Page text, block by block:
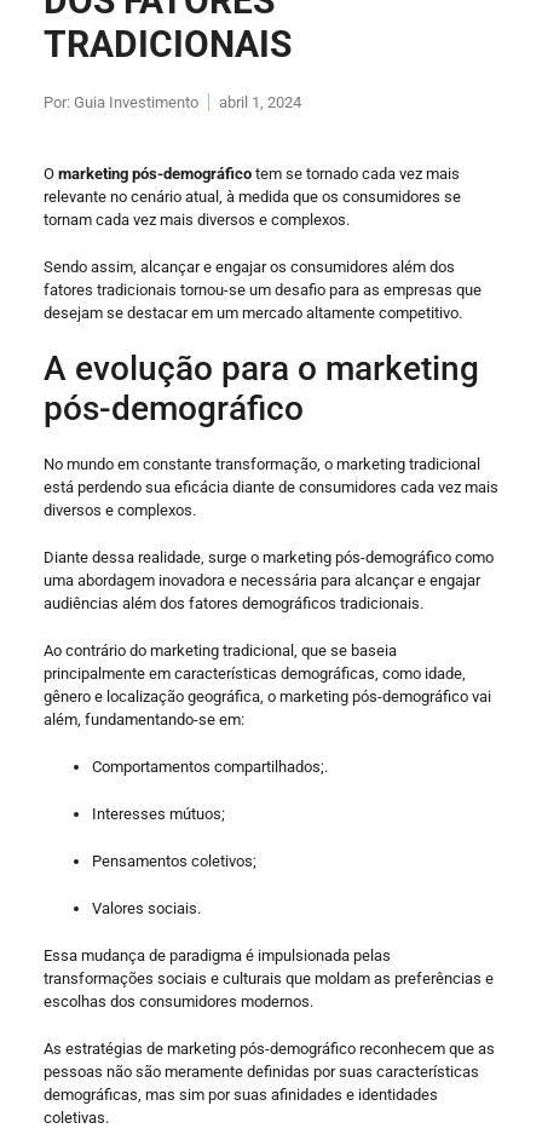
TRADICIONAIS
Por: Guia Investimento abril 1, 2024
O marketing pós-demográficotem se tornado cada vez mais
relevante no cenário atual, à medida que os consumidores se
tornam cada vez mais diversos e complexos.
Sendo assim, alcançar e engajar os consumidores além dos
fatores tradicionais tornou-se um desafio para as empresas que
desejam se destacar em um mercado altamente competitivo.
A evolução para o marketing
pós-demográfico
No mundo em constante transformação, o marketing tradicional
está perdendo sua eficácia diante de consumidores cada vez mais
diversos e complexos.
Diante dessa realidade, surge o marketing pós-demográfico como
uma abordagem inovadora e necessária para alcançar e engajar
audiências além dos fatores demográficos tradicionais.
Ao contrário do marketing tradicional, que se baseia
principalmente em características demográficas, como idade,
gênero e localização geográfica, o marketing pós-demográfico vai
além, fundamentando-se em:
Comportamentos compartilhados;.
Interesses mútuos;
Pensamentos coletivos;
Valores sociais.
Essa mudança de paradigma é impulsionada pelas
transformações sociais e culturais que moldam as preferências e
escolhas dos consumidores modernos.
As estratégias de marketing pós-demográfico reconhecem que as
pessoas não são meramente definidas por suas características
demográficas, mas sim por suas afinidades e identidades
coletivas.